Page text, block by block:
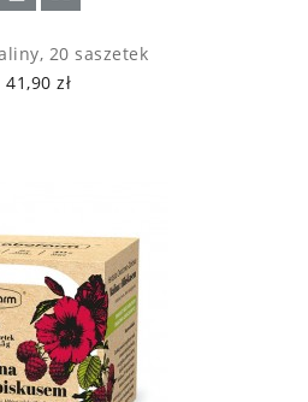
20 saszetek
41,90 zł